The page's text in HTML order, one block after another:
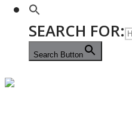
SEARCH FOR:
Search Button